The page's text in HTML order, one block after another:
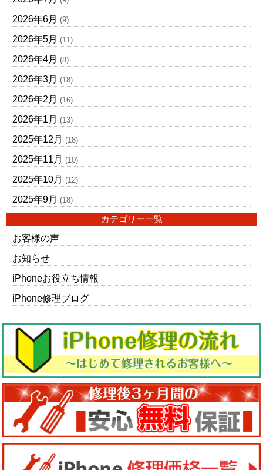
2026年6月 (9)
2026年5月 (11)
2026年4月 (8)
2026年3月 (18)
2026年2月 (16)
2026年1月 (13)
2025年12月 (18)
2025年11月 (10)
2025年10月 (12)
2025年9月 (18)
カテゴリー一覧
お客様の声
お知らせ
iPhoneお役立ち情報
iPhone修理ブログ